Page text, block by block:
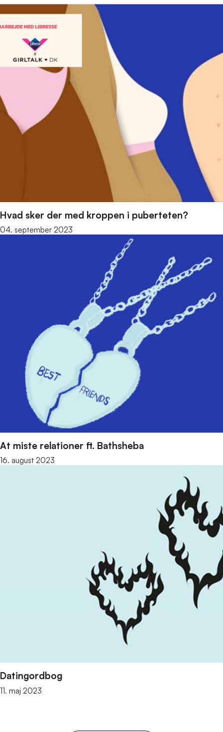
Hvad sker der med kroppen i puberteten?
04. september 2023
At miste relationer ft. Bathsheba
16. august 2023
Datingordbog
11. maj 2023